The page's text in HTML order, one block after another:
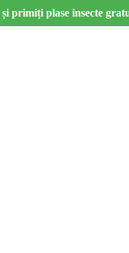
primiți plase insecte